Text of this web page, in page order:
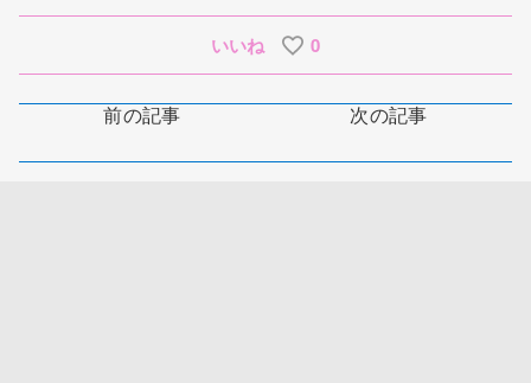
いいね 0
前の記事 次の記事